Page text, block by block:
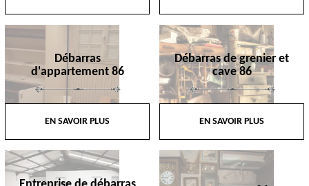
Débarras
d'appartement 86
EN SAVOIR PLUS
Débarras de grenier et
cave 86
EN SAVOIR PLUS